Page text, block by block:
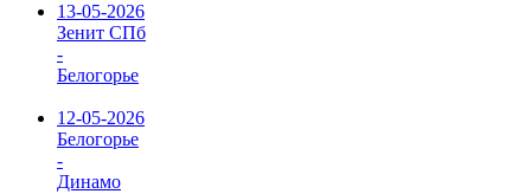
13-05-2026
Зенит СПб
-
Белогорье
12-05-2026
Белогорье
-
Динамо